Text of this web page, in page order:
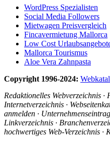
WordPress Spezialisten
Social Media Followers
Mietwagen Preisvergleich
Fincavermietung Mallorca
Low Cost
Mallorca Tourismus
Aloe Vera Zahnpasta
Copyright 1996-2024:
Redaktionelles Webverzeichnis
Internetverzeichnis ·
anmelden ·
Linkverzeichnis ·
hochwertiges Web-Verzeichnis